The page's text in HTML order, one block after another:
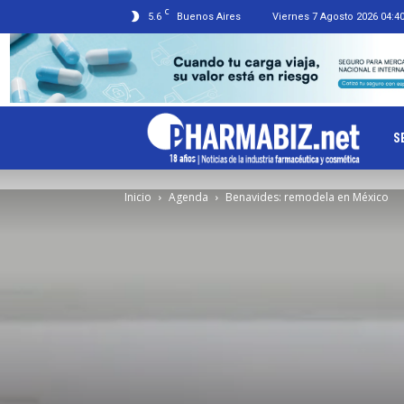
5.6 C Buenos Aires Viernes 7 Agosto 2026 04:40
Inicio Agenda Benavides: remodela en México